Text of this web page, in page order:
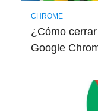
CHROME
¿Cómo
Google